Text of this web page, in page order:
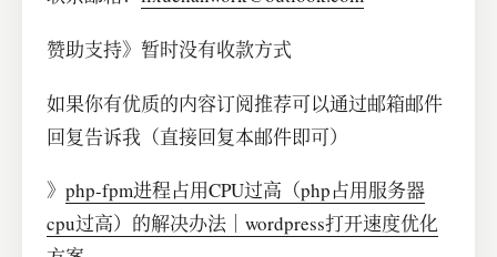
赞助支持》暂时没有收款方式
如果你有优质的内容订阅推荐可以通过邮箱邮件
回复告诉我（直接回复本邮件即可）
》php-fpm进程占用CPU过高（php占用服务器
cpu过高）的解决办法｜wordpress打开速度优化